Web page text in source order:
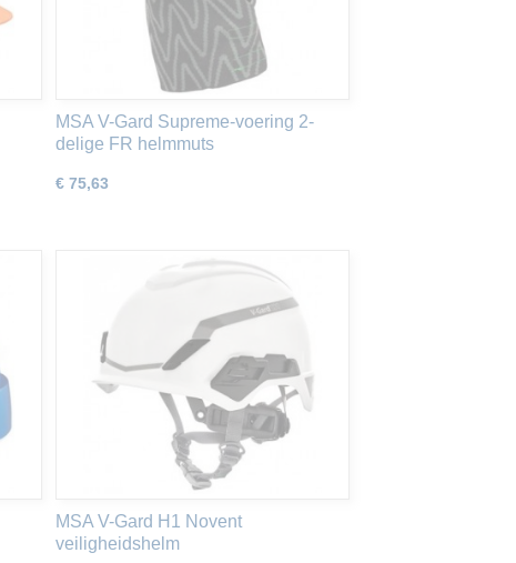
MSA V-Gard Supreme-voering 2-
delige FR helmmuts
€ 75,63
MSA V-Gard H1 Novent
veiligheidshelm